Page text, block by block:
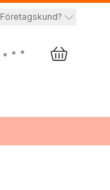
Företagskund?